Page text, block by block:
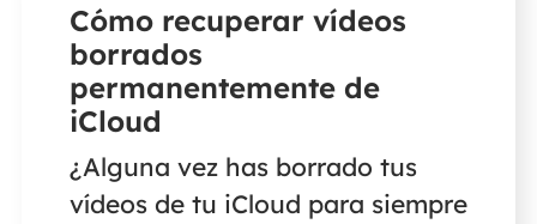
Cómo recuperar vídeos
borrados
permanentemente de
iCloud
¿Alguna vez has borrado tus
vídeos de tu iCloud para siempre